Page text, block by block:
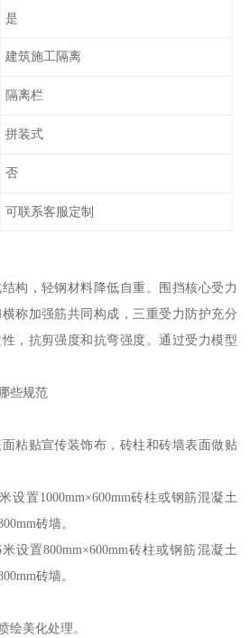
是
建筑施工隔离
隔离栏
拼装式
否
可联系客服定制
构，轻钢材料降低自重。围挡核心受力
称加强筋共同构成，三重受力防护充分
，抗剪强度和抗弯强度。通过受力模型
些规范
粘贴宣传装饰布，砖柱和砖墙表面做贴
设置1000mm×600mm砖柱或钢筋混凝土
砖墙。
设置800mm×600mm砖柱或钢筋混凝土
砖墙。
绘美化处理。